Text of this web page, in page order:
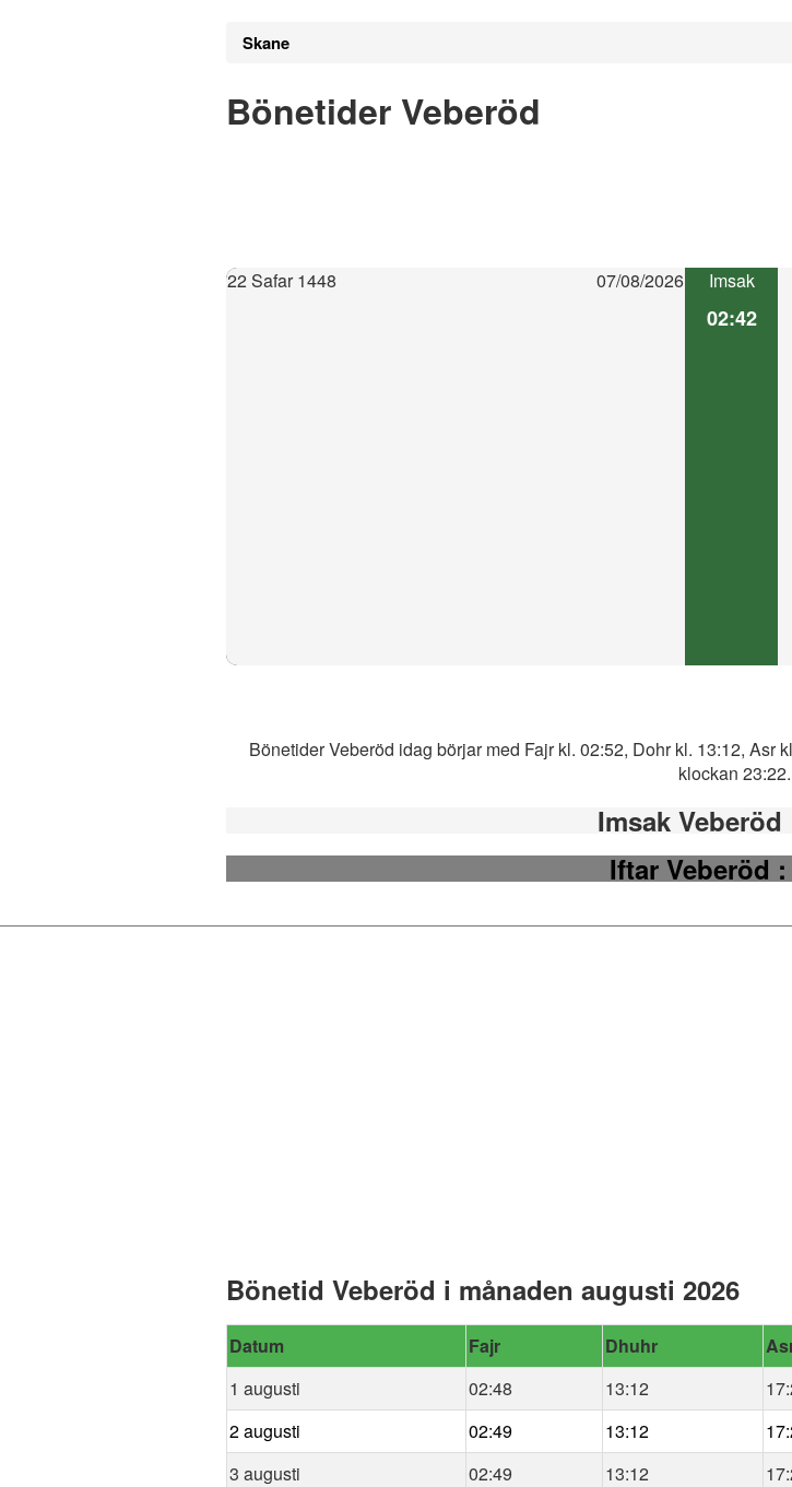
Skane
Bönetider Veberöd
22 Safar 1448 07/08/2026 Imsak
02:42
Bönetider Veberöd idag börjar med Fajr kl. 02:52, Dohr kl. 13:12, Asr
klockan 23:22.
Imsak Veberöd
Iftar Veberöd:
Bönetid Veberöd i månaden augusti 2026
Datum Fajr Dhuhr
1 augusti
02:48 13:12
2 augusti
02:49 13:12
3 augusti
02:49 13:12